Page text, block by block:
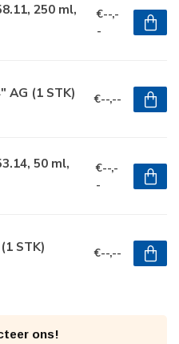
250 ml,
€--,-
-
AG (1 STK) €--,--
50 ml,
€--,-
-
STK) €--,--
ons!